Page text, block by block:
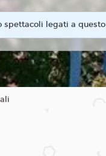
spettacoli legati a